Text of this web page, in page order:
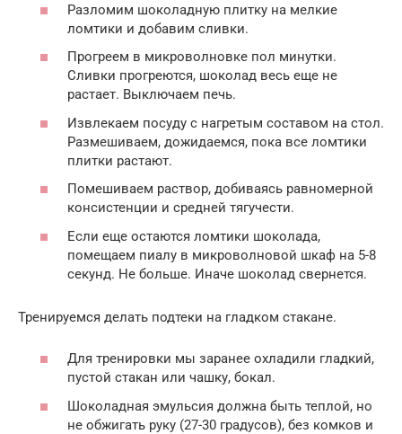
Разломим шоколадную плитку на мелкие
ломтики и добавим сливки.
Прогреем в микроволновке пол минутки.
Сливки прогреются, шоколад весь еще не
растает. Выключаем печь.
Извлекаем посуду с нагретым составом на стол.
Размешиваем, дожидаемся, пока все ломтики
плитки растают.
Помешиваем раствор, добиваясь равномерной
консистенции и средней тягучести.
Если еще остаются ломтики шоколада,
помещаем пиалу в микроволновой шкаф на 5-8
секунд. Не больше. Иначе шоколад свернется.
Тренируемся делать подтеки на гладком стакане.
Для тренировки мы заранее охладили гладкий,
пустой стакан или чашку, бокал.
Шоколадная эмульсия должна быть теплой, но
не обжигать руку (27-30 градусов), без комков и